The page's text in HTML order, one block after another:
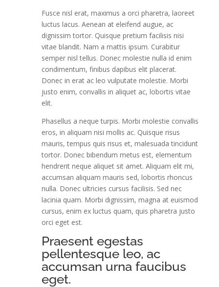
Fusce nisl erat, maximus a orci pharetra, laoreet
luctus lacus. Aenean at eleifend augue, ac
dignissim tortor. Quisque pretium facilisis nisi
vitae blandit. Nam a mattis ipsum. Curabitur
semper nisl tellus. Donec molestie nulla id enim
condimentum, finibus dapibus elit placerat.
Donec in erat ac leo vulputate molestie. Morbi
justo enim, convallis in aliquet ac, lobortis vitae
elit.
Phasellus a neque turpis. Morbi molestie convallis
eros, in aliquam nisi mollis ac. Quisque risus
mauris, tempus quis risus et, malesuada tincidunt
tortor. Donec bibendum metus est, elementum
hendrerit neque aliquet sit amet. Aliquam elit mi,
accumsan aliquam mauris sed, lobortis rhoncus
nulla. Donec ultricies cursus facilisis. Sed nec
lacinia quam. Morbi dignissim, magna at euismod
cursus, enim ex luctus quam, quis pharetra justo
orci eget est.
Praesent egestas
pellentesque leo, ac
accumsan urna faucibus
eget.